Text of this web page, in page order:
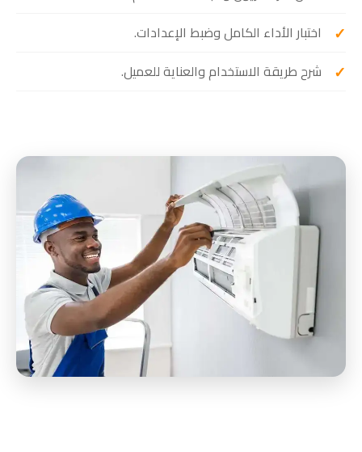
اختبار الأداء الكامل وضبط الإعدادات.
شرح طريقة الاستخدام والعناية للعميل.